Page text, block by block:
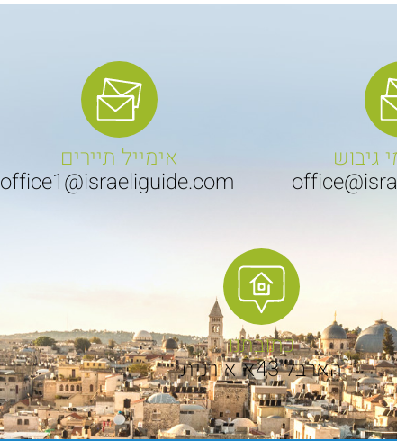
גיבוש אימייל תיירים
office1@israeliguide.com
כתובתנו
הארבל 43א אורנית